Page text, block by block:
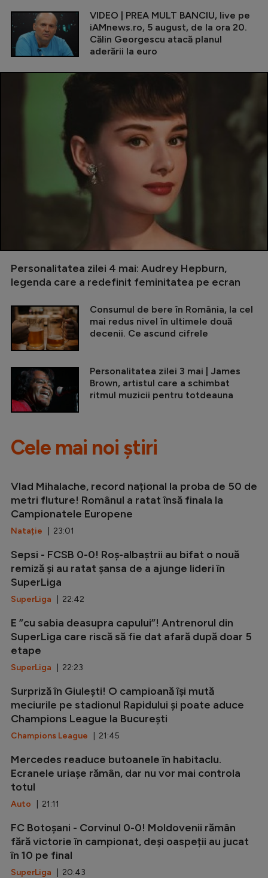
VIDEO | PREA MULT BANCIU, live pe
iAMnews.ro, 5 august, de la ora 20.
Călin Georgescu atacă planul
aderării la euro
Personalitatea zilei 4 mai: Audrey Hepburn,
legenda care a redefinit feminitatea pe ecran
Consumul de bere în România, la cel
mai redus nivel în ultimele două
decenii. Ce ascund cifrele
Personalitatea zilei 3 mai | James
Brown, artistul care a schimbat
ritmul muzicii pentru totdeauna
Cele mai noi știri
Vlad Mihalache, record național la proba de 50 de
metri fluture! Românul a ratat însă finala la
Campionatele Europene
Natație | 23:01
Sepsi - FCSB 0-0! Roș-albaștrii au bifat o nouă
remiză și au ratat șansa de a ajunge lideri în
SuperLiga
SuperLiga | 22:42
E ”cu sabia deasupra capului”! Antrenorul din
SuperLiga care riscă să fie dat afară după doar 5
etape
SuperLiga | 22:23
Surpriză în Giulești! O campioană își mută
meciurile pe stadionul Rapidului și poate aduce
Champions League la București
Champions League | 21:45
Mercedes readuce butoanele în habitaclu.
Ecranele uriașe rămân, dar nu vor mai controla
totul
Auto | 21:11
FC Botoșani - Corvinul 0-0! Moldovenii rămân
fără victorie în campionat, deși oaspeții au jucat
în 10 pe final
SuperLiga | 20:43